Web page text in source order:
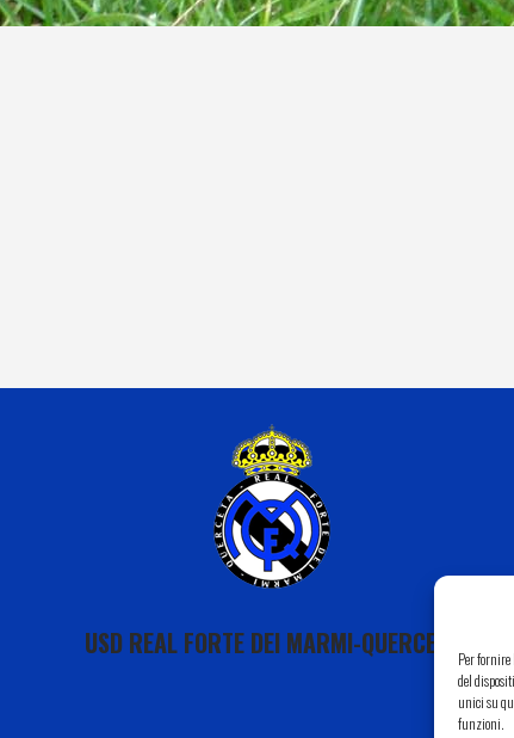
Per
del
unici su
funzioni.
USD REAL FORTE DEI MARMI-QUERCETA